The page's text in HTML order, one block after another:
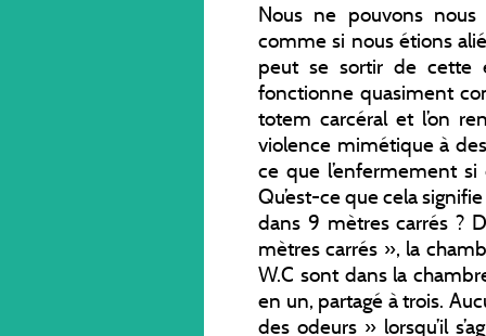
Nous ne pouvons
comme si nous étions
peut se sortir de cette
fonctionne quasiment
totem carcéral et l’on
violence mimétique à
ce que l’enfermement si
Qu’est-ce que cela
dans 9 mètres carrés ?
mètres carrés », la
W.C sont dans la
en un, partagé à trois.
des odeurs » lorsqu’il